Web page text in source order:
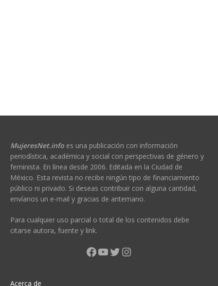
MujeresNet.infoes una publicación con información
periodística, académica y social con perspectivas de género y
feminista. En línea desde 2006. Editada en la Ciudad de
México. Esta revista no recibe ningún tipo de financiamiento
público ni privado. Si deseas contribuir con alguna cantidad,
envíanos un e-mail y gracias de antemano.
Para cualquier uso parcial o total de los contenidos debe
citarse autora, fuente y link.
Facebook
YouTube
Twitter
Instagram
Acerca de